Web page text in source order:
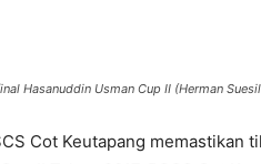
Hasanuddin Usman Cup II (Herman
Cot Keutapang memastikan